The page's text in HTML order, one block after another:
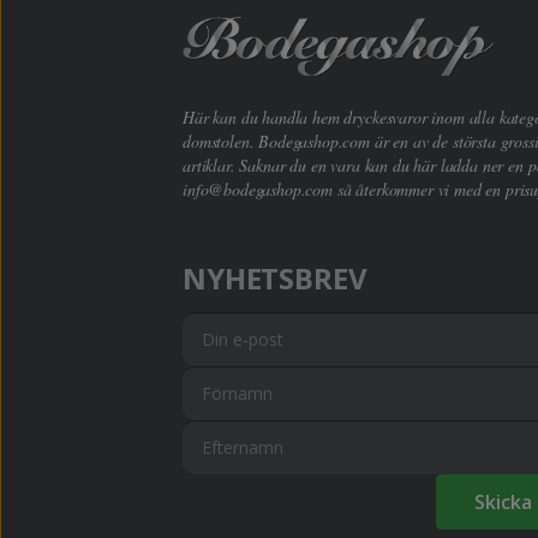
Här kan du handla hem dryckesvaror inom alla
domstolen. Bodegashop.com är en av de största
artiklar. Saknar du en vara kan du här ladda ner en
info@bodegashop.comså återkommer vi med en
NYHETSBREV
Skicka